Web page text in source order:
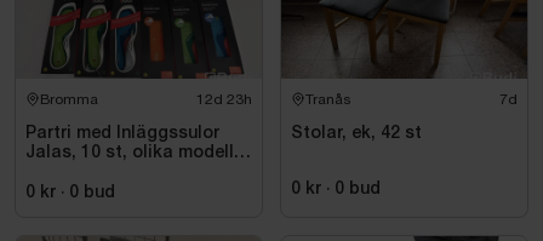
Bromma 12d 23h
Partri med Inläggssulor
Jalas, 10 st, olika modeller
0 kr · 0 bud
Tranås 7d
Stolar, ek, 42 st
0 kr · 0 bud